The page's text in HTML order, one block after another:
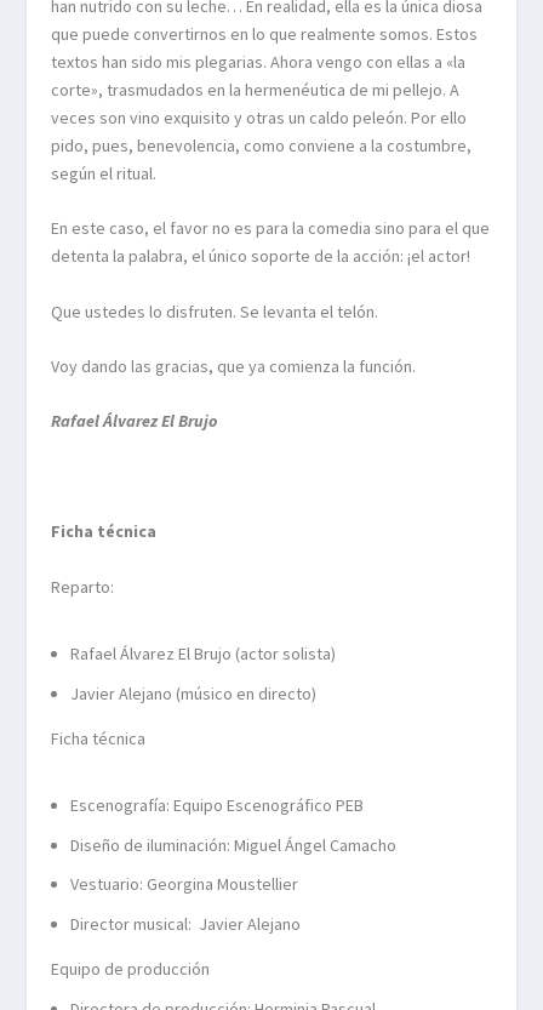
han nutrido con su leche… En realidad, ella es la única diosa
que puede convertirnos en lo que realmente somos. Estos
textos han sido mis plegarias. Ahora vengo con ellas a «la
corte», trasmudados en la hermenéutica de mi pellejo. A
veces son vino exquisito y otras un caldo peleón. Por ello
pido, pues, benevolencia, como conviene a la costumbre,
según el ritual.
En este caso, el favor no es para la comedia sino para el que
detenta la palabra, el único soporte de la acción: ¡el actor!
Que ustedes lo disfruten. Se levanta el telón.
Voy dando las gracias, que ya comienza la función.
Rafael Álvarez El Brujo
Ficha técnica
Reparto:
Rafael Álvarez El Brujo (actor solista)
Javier Alejano (músico en directo)
Ficha técnica
Escenografía:Equipo Escenográfico PEB
Diseño de iluminación:Miguel Ángel Camacho
Vestuario: Georgina Moustellier
Director musical: Javier Alejano
Equipo de producción